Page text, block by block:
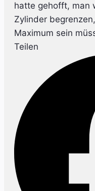
hatte gehofft, man
Zylinder
Maximum sein
Teilen